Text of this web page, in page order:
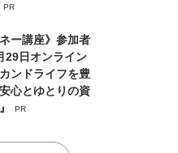
PR
ネー講座》参加者
29日オンライン
ンドライフを豊
心とゆとりの資
PR